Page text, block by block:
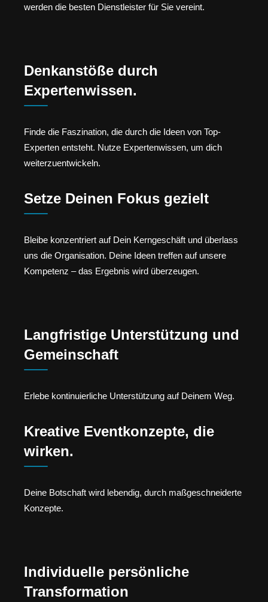
werden die besten Dienstleister für Sie vereint.
Denkanstöße durch
Expertenwissen.
Finde die Faszination, die durch die Ideen von Top-
Experten entsteht. Nutze Expertenwissen, um dich
weiterzuentwickeln.
Setze Deinen Fokus gezielt
Bleibe konzentriert auf Dein Kerngeschäft und überlass
uns die Organisation. Deine Ideen treffen auf unsere
Kompetenz – das Ergebnis wird überzeugen.
Langfristige Unterstützung und
Gemeinschaft
Erlebe kontinuierliche Unterstützung auf Deinem Weg.
Kreative Eventkonzepte, die
wirken.
Deine Botschaft wird lebendig, durch maßgeschneiderte
Konzepte.
Individuelle persönliche
Transformation